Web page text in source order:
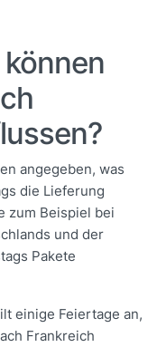
angegeben, was
die Lieferung
zum Beispiel bei
und der
Pakete
einige Feiertage an,
Frankreich